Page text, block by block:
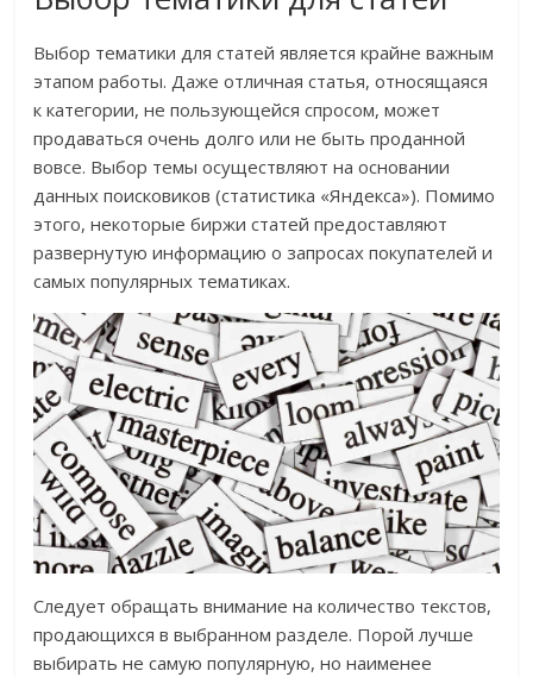
Выбор тематики для статей является крайне важным
этапом работы. Даже отличная статья, относящаяся
к категории, не пользующейся спросом, может
продаваться очень долго или не быть проданной
вовсе. Выбор темы осуществляют на основании
данных поисковиков (статистика «Яндекса»). Помимо
этого, некоторые биржи статей предоставляют
развернутую информацию о запросах покупателей и
самых популярных тематиках.
Следует обращать внимание на количество текстов,
продающихся в выбранном разделе. Порой лучше
выбирать не самую популярную, но наименее